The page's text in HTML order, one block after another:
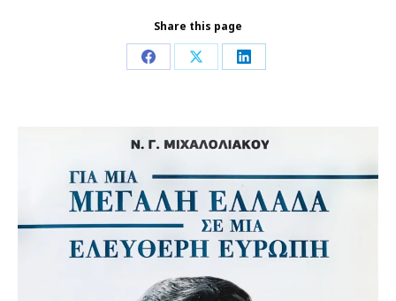
Share this page
Share Share Share